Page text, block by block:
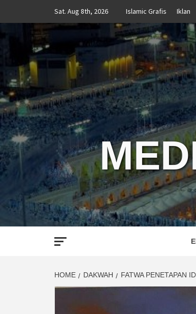
Sat. Aug 8th, 2026 Islamic Grafis Iklan
HOME DAKWAH FATWA PENETAPAN